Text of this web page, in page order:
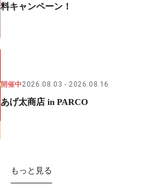
料キャンペーン！
開催中2026.08.03 2026.08.16
あげ太商店 in PARCO
もっと見る